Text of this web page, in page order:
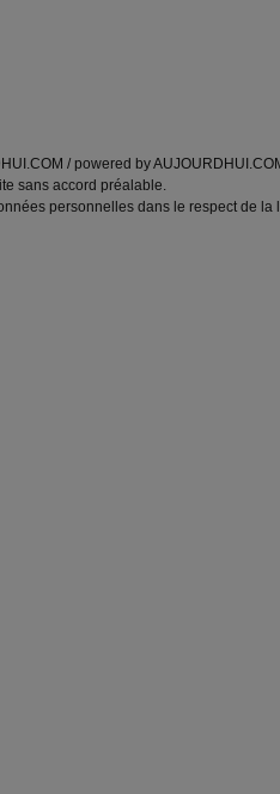
/ powered by
sans accord préalable.
personnelles dans le respect de